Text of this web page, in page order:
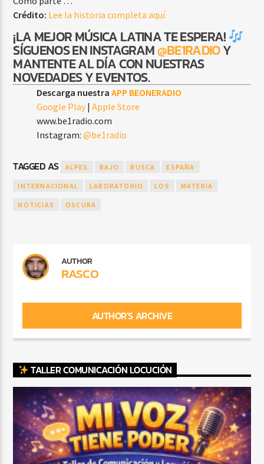
Crédito: Lee la historia completa aquí
¡LA MEJOR MÚSICA LATINA TE ESPERA!
SÍGUENOS EN INSTAGRAM@BE1RADIOY
MANTENTE AL DÍA CON NUESTRAS
NOVEDADES Y EVENTOS.
Descarga nuestraAPP BEONERADIO
Google Play |Apple Store
www.be1radio.com
Instagram:@be1radio
TAGGED AS ALPES BAJO BUSCA ESPAÑA
INTERNACIONAL LABORATORIO LOS MATERIA
NOTICIAS OSCURA
AUTHOR
RASCO
AUTHOR'S ARCHIVE
TALLER COMUNICACIÓN LOCUCIÓN